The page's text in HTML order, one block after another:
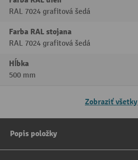
RAL 7024 grafitová šedá
Farba RAL stojana
RAL 7024 grafitová šedá
Hĺbka
500 mm
Zobraziť všetky
Popis položky